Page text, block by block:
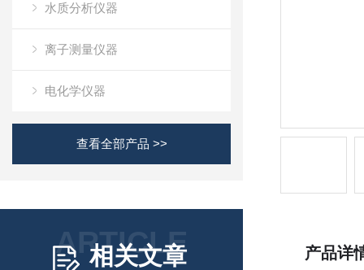
水质分析仪器
离子测量仪器
电化学仪器
查看全部产品 >>
ARTICLE
相关文章 产品详